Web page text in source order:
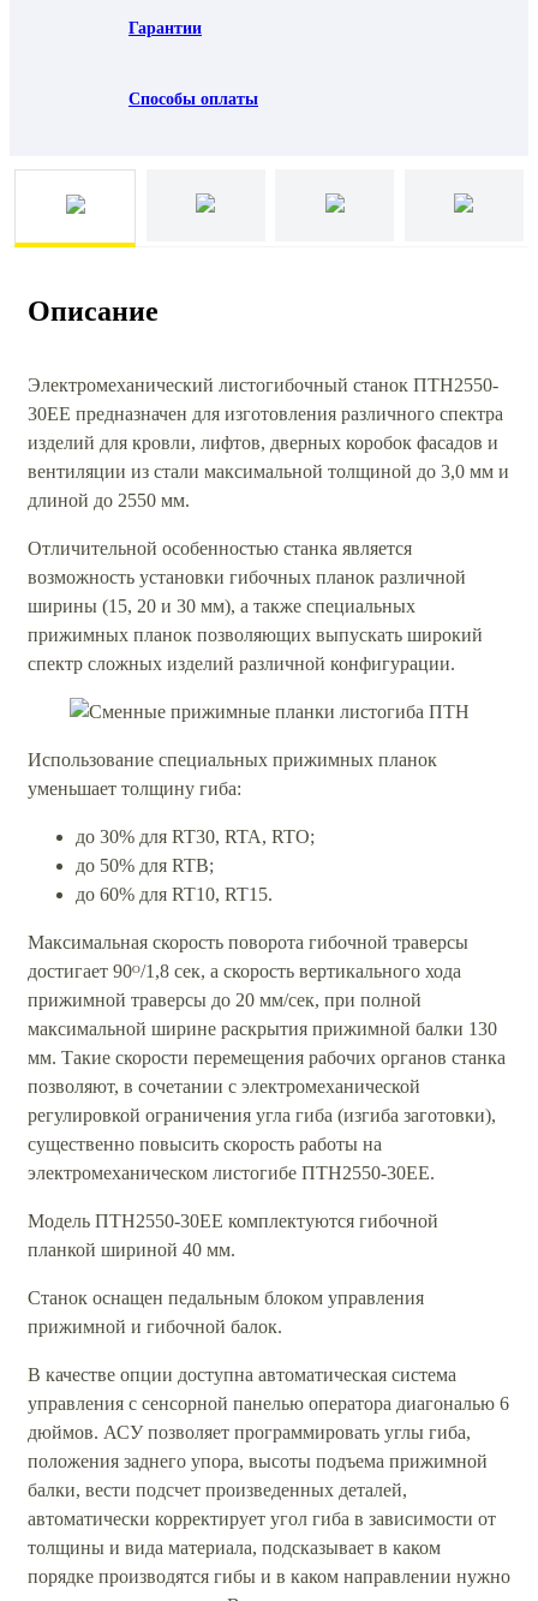
Гарантии
Способы оплаты
Описание
Электромеханический листогибочный станок ПТН2550-
30ЕЕ предназначен для изготовления различного спектра
изделий для кровли, лифтов, дверных коробок фасадов и
вентиляции из стали максимальной толщиной до 3,0 мм и
длиной до 2550 мм.
Отличительной особенностью станка является
возможность установки гибочных планок различной
ширины (15, 20 и 30 мм), а также специальных
прижимных планок позволяющих выпускать широкий
спектр сложных изделий различной конфигурации.
Использование специальных прижимных планок
уменьшает толщину гиба:
до 30% для RT30, RTA, RTO;
до 50% для RTB;
до 60% для RT10, RT15.
Максимальная скорость поворота гибочной траверсы
достигает 90ᴼ/1,8 сек, а скорость вертикального хода
прижимной траверсы до 20 мм/сек, при полной
максимальной ширине раскрытия прижимной балки 130
мм. Такие скорости перемещения рабочих органов станка
позволяют, в сочетании с электромеханической
регулировкой ограничения угла гиба (изгиба заготовки),
существенно повысить скорость работы на
электромеханическом листогибе ПТН2550-30ЕЕ.
Модель ПТН2550-30ЕЕ комплектуются гибочной
планкой шириной 40 мм.
Станок оснащен педальным блоком управления
прижимной и гибочной балок.
В качестве опции доступна автоматическая система
управления с сенсорной панелью оператора диагональю 6
дюймов. АСУ позволяет программировать углы гиба,
положения заднего упора, высоты подъема прижимной
балки, вести подсчет произведенных деталей,
автоматически корректирует угол гиба в зависимости от
толщины и вида материала, подсказывает в каком
порядке производятся гибы и в каком направлении нужно